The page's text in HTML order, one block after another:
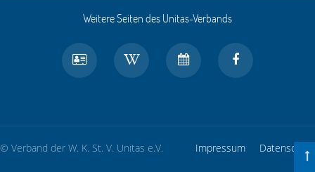
Weitere Seiten des Unitas-Verbands
© Verband der W. K. St. V. Unitas e.V. Impressum Datenschutz